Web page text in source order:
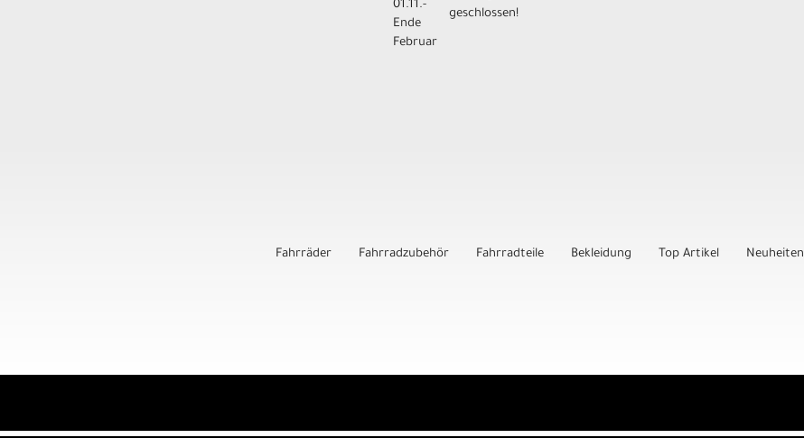
01.11.-
Ende
Februar
geschlossen!
Fahrräder Fahrradzubehör Fahrradteile Bekleidung Top Artikel Neuheiten